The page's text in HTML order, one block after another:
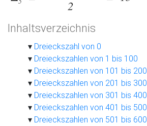
Inhaltsverzeichnis
Dreieckszahl von 0
Dreieckszahlen von 1 bis 100
Dreieckszahlen von 101 bis 200
Dreieckszahlen von 201 bis 300
Dreieckszahlen von 301 bis 400
Dreieckszahlen von 401 bis 500
Dreieckszahlen von 501 bis 600